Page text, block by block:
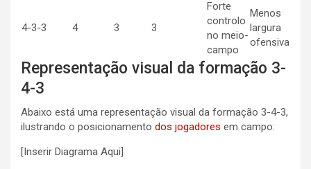
4-3-3 4 3 3
Forte
controlo
no meio-
campo
Menos
largura
ofensiva
Representação visual da formação 3-
4-3
Abaixo está uma representação visual da formação 3-4-3,
ilustrando o posicionamento dos jogadores em campo:
[Inserir Diagrama Aqui]